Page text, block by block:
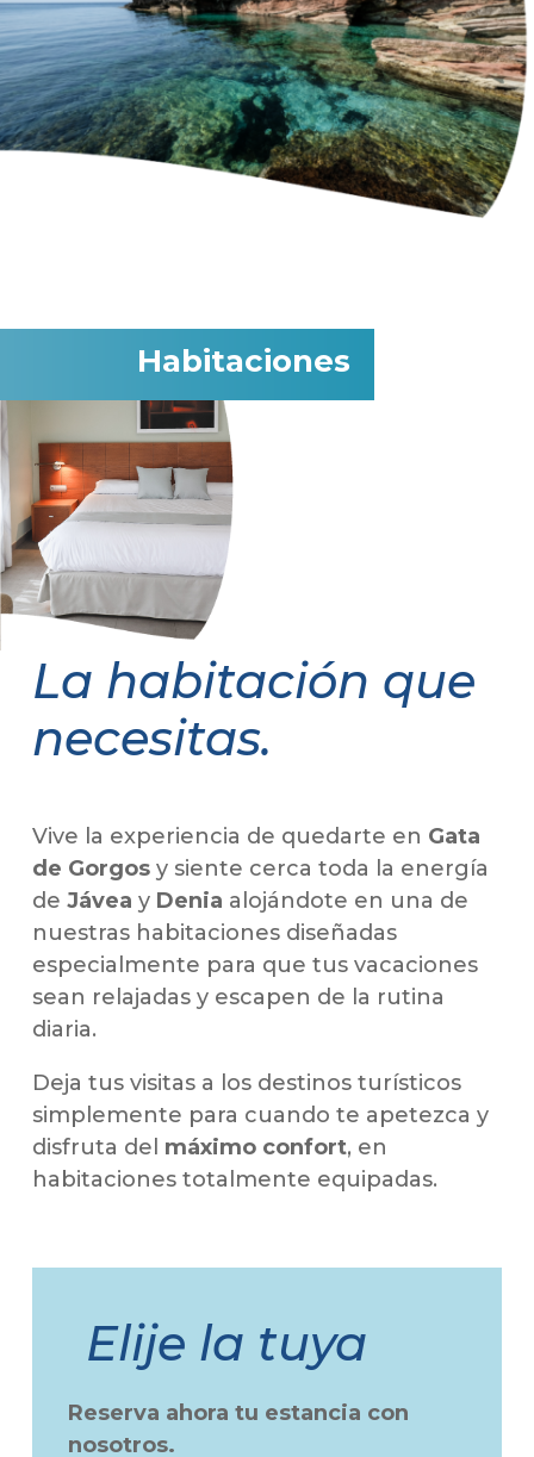
Habitaciones
La habitación que
necesitas.
Vive la experiencia de quedarte en Gata
de Gorgosy siente cerca toda la energía
de Jávea y Denia alojándote en una de
nuestras habitaciones diseñadas
especialmente para que tus vacaciones
sean relajadas y escapen de la rutina
diaria.
Deja tus visitas a los destinos turísticos
simplemente para cuando te apetezca y
disfruta del máximo confort, en
habitaciones totalmente equipadas.
Elije la tuya
Reserva ahora tu estancia con
nosotros.